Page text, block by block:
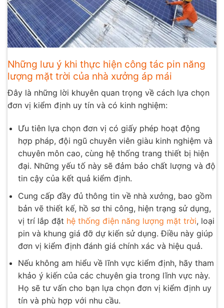
Những lưu ý khi thực hiện công tác pin năng
lượng mặt trời của nhà xưởng áp mái
Đây là những lời khuyên quan trọng về cách lựa chọn
đơn vị kiểm định uy tín và có kinh nghiệm:
Ưu tiên lựa chọn đơn vị có giấy phép hoạt động
hợp pháp, đội ngũ chuyên viên giàu kinh nghiệm và
chuyên môn cao, cùng hệ thống trang thiết bị hiện
đại. Những yếu tố này sẽ đảm bảo chất lượng và độ
tin cậy của kết quả kiểm định.
Cung cấp đầy đủ thông tin về nhà xưởng, bao gồm
bản vẽ thiết kế, hồ sơ thi công, hiện trạng sử dụng,
vị trí lắp đặt hệ thống điện năng lượng mặt trời, loại
pin và khung giá đỡ dự kiến sử dụng. Điều này giúp
đơn vị kiểm định đánh giá chính xác và hiệu quả.
Nếu không am hiểu về lĩnh vực kiểm định, hãy tham
khảo ý kiến của các chuyên gia trong lĩnh vực này.
Họ sẽ tư vấn cho bạn lựa chọn đơn vị kiểm định uy
tín và phù hợp với nhu cầu.